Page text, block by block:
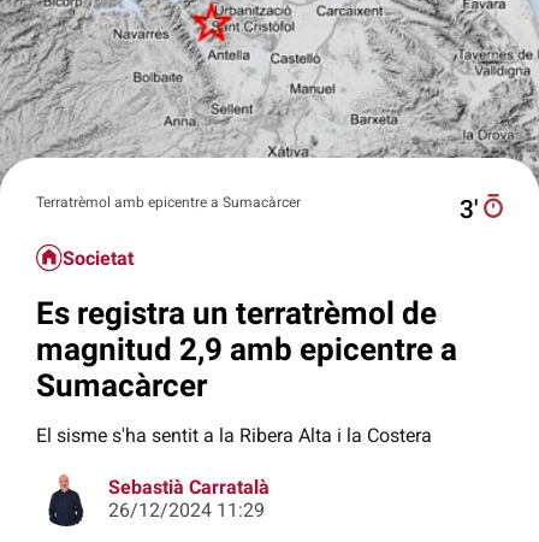
Terratrèmol amb epicentre a Sumacàrcer 3′
Societat
Es registra un terratrèmol de
magnitud 2,9 amb epicentre a
Sumacàrcer
El sisme s'ha sentit a la Ribera Alta i la Costera
Sebastià Carratalà
26/12/2024 11:29